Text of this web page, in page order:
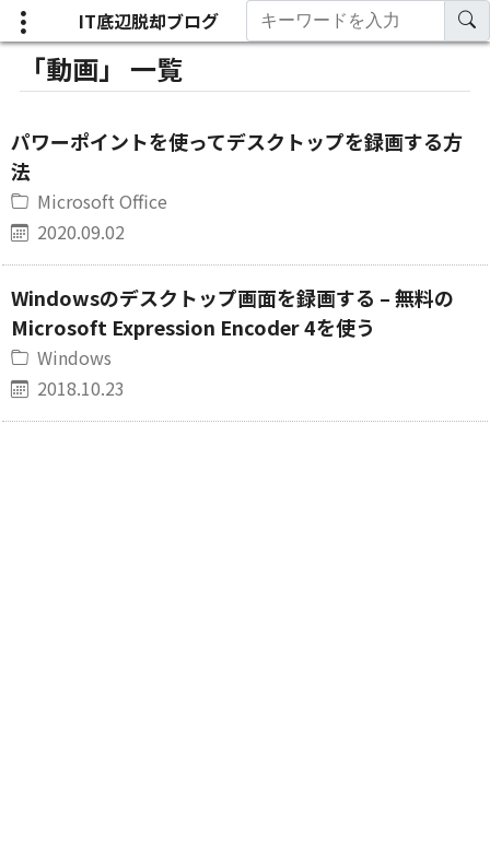
IT底辺脱却ブログ
「動画」 一覧
パワーポイントを使ってデスクトップを録画する方
法
Microsoft Office
2020.09.02
Windowsのデスクトップ画面を録画する – 無料の
Microsoft Expression Encoder 4を使う
Windows
2018.10.23